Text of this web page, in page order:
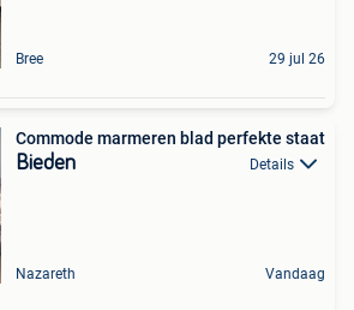
Bree 29 jul 26
Commode marmeren blad perfekte staat
Bieden Details
Nazareth Vandaag